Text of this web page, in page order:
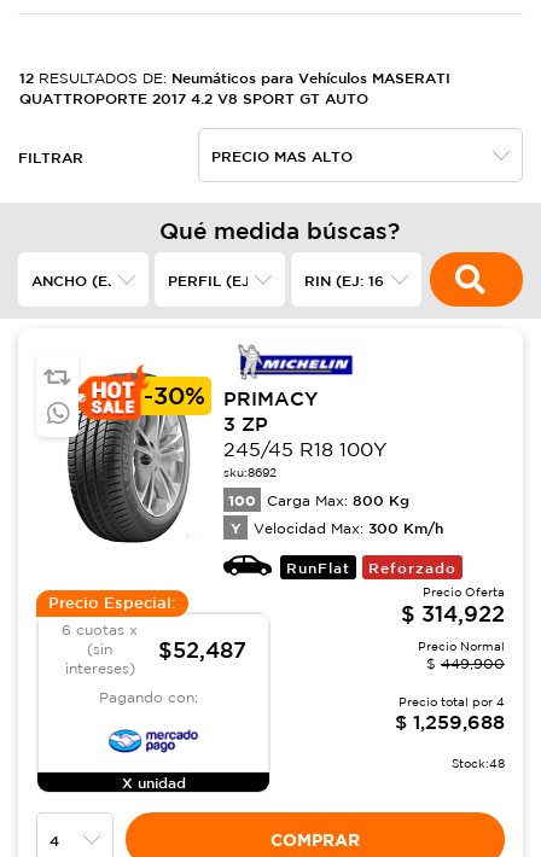
12 RESULTADOS DE: Neumáticos para Vehículos MASERATI
QUATTROPORTE 2017 4.2 V8 SPORT GT AUTO
FILTRAR
Qué medida búscas?
-30%
PRIMACY
3 ZP
245/45 R18 100Y
sku:8692
100 Carga Max: 800 Kg
Y Velocidad Max: 300 Km/h
RunFlat Reforzado
Precio Especial:
6 cuotas x
(sin
intereses)
$52,487
Pagando con:
X unidad
Precio Oferta
$ 314,922
Precio Normal
$ 449,900
Precio total por 4
$ 1,259,688
Stock:48
COMPRAR